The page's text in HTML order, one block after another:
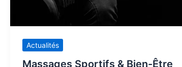
Actualités
Massages Sportifs & Bien-Être